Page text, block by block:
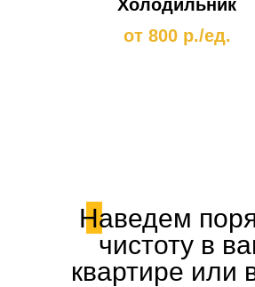
Холодильник
от 800 р./ед.
Наведем
чистоту в
квартире или